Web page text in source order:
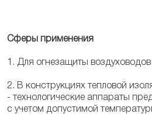
Сферы применения
1. Для огнезащиты
2. В конструкциях тепловой
- технологические аппараты
с учетом допустимой